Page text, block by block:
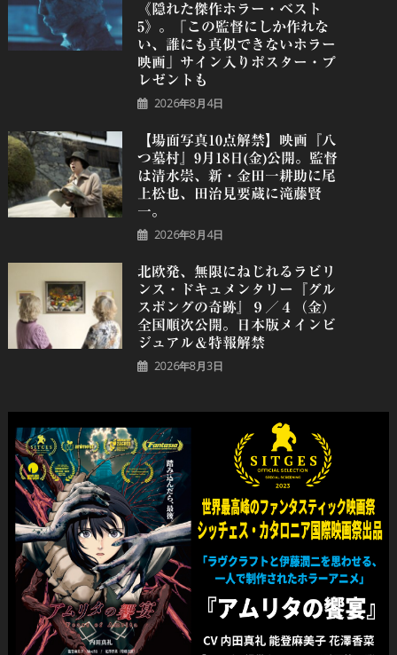
《隠れた傑作ホラー・ベスト
5》。「この監督にしか作れな
い、誰にも真似できないホラー
映画」サイン入りポスター・プ
レゼントも
2026年8月4日
【場面写真10点解禁】映画『八
つ墓村』9月18日(金)公開。監督
は清水崇、新・金田一耕助に尾
上松也、田治見要蔵に滝藤賢
一。
2026年8月4日
北欧発、無限にねじれるラビリ
ンス・ドキュメンタリー『グル
スポングの奇跡』９／４（金）
全国順次公開。日本版メインビ
ジュアル＆特報解禁
2026年8月3日